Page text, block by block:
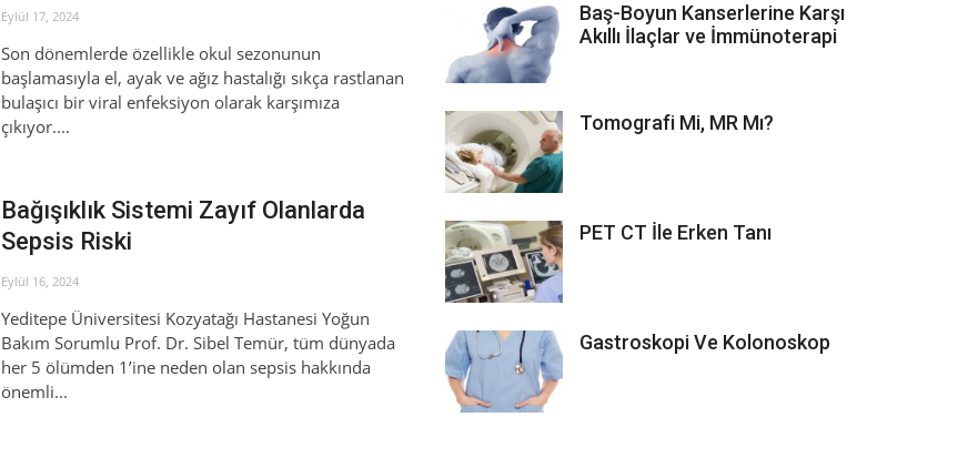
Eylül 17, 2024
Son dönemlerde özellikle okul sezonunun
başlamasıyla el, ayak ve ağız hastalığı sıkça rastlanan
bulaşıcı bir viral enfeksiyon olarak karşımıza
çıkıyor....
Bağışıklık Sistemi Zayıf Olanlarda
Sepsis Riski
Eylül 16, 2024
Yeditepe Üniversitesi Kozyatağı Hastanesi Yoğun
Bakım Sorumlu Prof. Dr. Sibel Temür, tüm dünyada
her 5 ölümden 1’ine neden olan sepsis hakkında
önemli...
Baş-Boyun Kanserlerine Karşı
Akıllı İlaçlar ve İmmünoterapi
Tomografi Mi, MR Mı?
PET CT İle Erken Tanı
Gastroskopi Ve Kolonoskop